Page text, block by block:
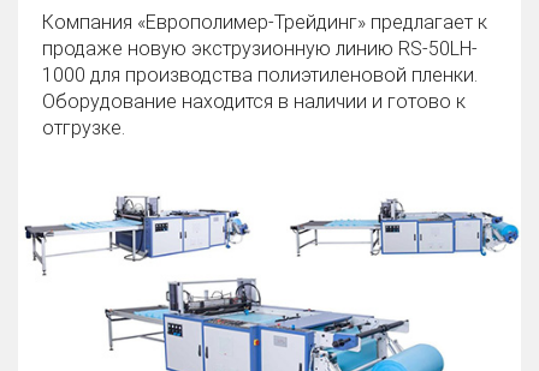
Компания «Европолимер-Трейдинг» предлагает к
продаже новую экструзионную линию RS-50LH-
1000 для производства полиэтиленовой пленки.
Оборудование находится в наличии и готово к
отгрузке.